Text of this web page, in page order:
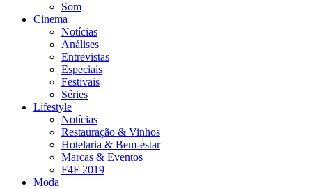
Som
Cinema
Notícias
Análises
Entrevistas
Especiais
Festivais
Séries
Lifestyle
Notícias
Restauração & Vinhos
Hotelaria & Bem-estar
Marcas & Eventos
F4F 2019
Moda